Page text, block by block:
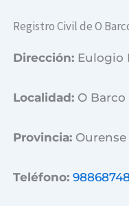
Registro Civil de O
Dirección: Eulogio
Localidad: O Barco
Provincia: Ourense
Teléfono: